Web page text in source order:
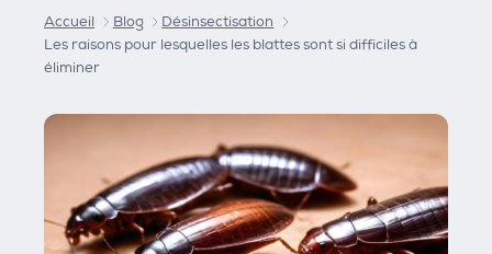
Accueil Blog
Désinsectisation
Les raisons pour lesquelles les blattes sont si difficiles à
éliminer